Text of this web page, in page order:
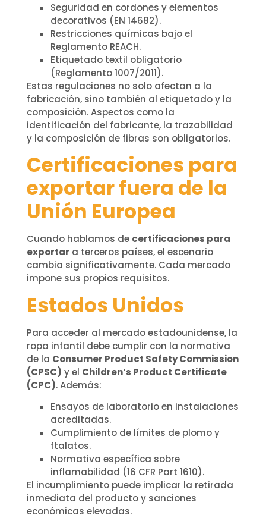
Seguridad en cordones y elementos
decorativos (EN 14682).
Restricciones químicas bajo el
Reglamento REACH.
Etiquetado textil obligatorio
(Reglamento 1007/2011).
Estas regulaciones no solo afectan a la
fabricación, sino también al etiquetado y la
composición. Aspectos como la
identificación del fabricante, la trazabilidad
y la composición de fibras son obligatorios.
Certificaciones para
exportar fuera de la
Unión Europea
Cuando hablamos de certificaciones para
exportar a terceros países, el escenario
cambia significativamente. Cada mercado
impone sus propios requisitos.
Estados Unidos
Para acceder al mercado estadounidense, la
ropa infantil debe cumplir con la normativa
de la Consumer Product Safety Commission
(CPSC) y el Children’s Product Certificate
(CPC). Además:
Ensayos de laboratorio en instalaciones
acreditadas.
Cumplimiento de límites de plomo y
ftalatos.
Normativa específica sobre
inflamabilidad (16 CFR Part 1610).
El incumplimiento puede implicar la retirada
inmediata del producto y sanciones
económicas elevadas.